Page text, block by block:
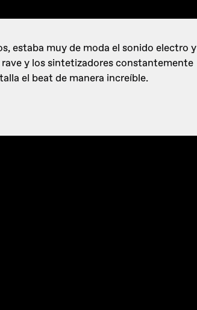
estaba muy de moda el sonido electro y
y los sintetizadores constantemente
el beat de manera increíble.